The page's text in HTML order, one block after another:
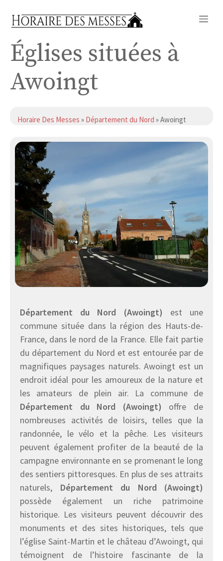
Églises situées à
Awoingt
Horaire Des Messes » Département du Nord » Awoingt
Département du Nord (Awoingt) est une
commune située dans la région des Hauts-de-
France, dans le nord de la France. Elle fait partie
du département du Nord et est entourée par de
magnifiques paysages naturels. Awoingt est un
endroit idéal pour les amoureux de la nature et
les amateurs de plein air. La commune de
Département du Nord (Awoingt) offre de
nombreuses activités de loisirs, telles que la
randonnée, le vélo et la pêche. Les visiteurs
peuvent également profiter de la beauté de la
campagne environnante en se promenant le long
des sentiers pittoresques. En plus de ses attraits
naturels, Département du Nord (Awoingt)
possède également un riche patrimoine
historique. Les visiteurs peuvent découvrir des
monuments et des sites historiques, tels que
l’église Saint-Martin et le château d’Awoingt, qui
témoignent de l’histoire fascinante de la